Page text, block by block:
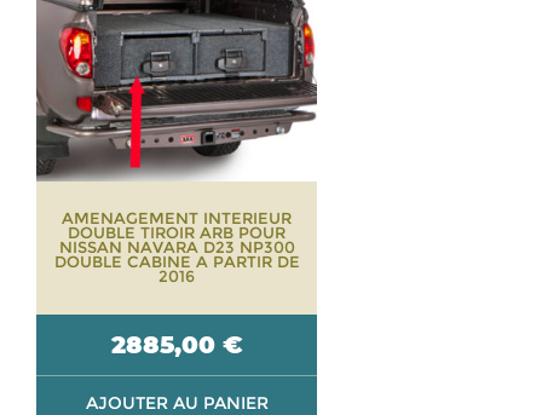
AMENAGEMENT INTERIEUR
DOUBLE TIROIR ARB POUR
NISSAN NAVARA D23 NP300
DOUBLE CABINE A PARTIR DE
2016
2885,00 €
AJOUTER AU PANIER